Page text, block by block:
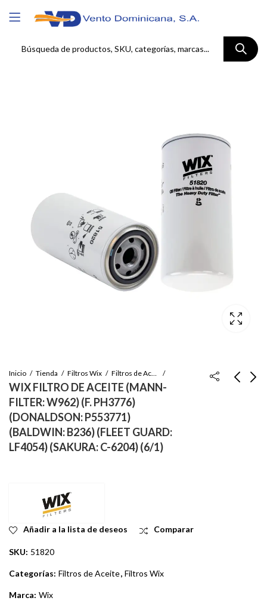
Inicio Tienda Filtros Wix Filtros de Aceite
WIX FILTRO DE ACEITE (MANN-
FILTER: W962) (F. PH3776)
(DONALDSON: P553771)
(BALDWIN: B236) (FLEET GUARD:
LF4054) (SAKURA: C-6204) (6/1)
85160) (DONALDSON:
Inicie sesión para ver
Añadir a la lista de deseos Comparar
SKU: 51820
Categorías: Filtros de Aceite, Filtros Wix
Marca: Wix